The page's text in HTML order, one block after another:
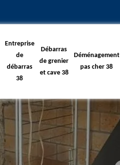
Entreprise
de
débarras
38
Débarras
de grenier
et cave 38
Déménagement
pas cher 38